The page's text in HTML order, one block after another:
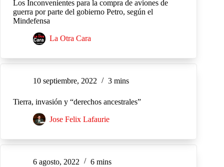
Los Inconvenientes para la compra de aviones de
guerra por parte del gobierno Petro, según el
Mindefensa
La Otra Cara
10 septiembre, 2022 3 mins
Tierra, invasión y “derechos ancestrales”
Jose Felix Lafaurie
6 agosto, 2022 6 mins